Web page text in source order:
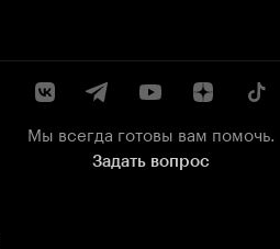
Мы всегда готовы вам помочь.
Задать вопрос